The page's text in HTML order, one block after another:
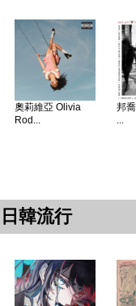
奧莉維亞 Olivia
Rod...
邦
...
日韓流行